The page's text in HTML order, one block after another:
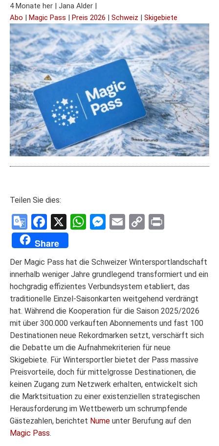
4 Monate her | Jana Alder |
Abo | Magic Pass | Preis 2026 | Schweiz | Skigebiete
Teilen Sie dies:
Google
Translate
Facebook
X WhatsApp
Messenger
Email
Copy
Share
Der Magic Pass hat die Schweizer Wintersportlandschaft
innerhalb weniger Jahre grundlegend transformiert und ein
hochgradig effizientes Verbundsystem etabliert, das
traditionelle Einzel-Saisonkarten weitgehend verdrängt
hat. Während die Kooperation für die Saison 2025/2026
mit über 300.000 verkauften Abonnements und fast 100
Destinationen neue Rekordmarken setzt, verschärft sich
die Debatte um die Aufnahmekriterien für neue
Skigebiete. Für Wintersportler bietet der Pass massive
Preisvorteile, doch für mittelgrosse Destinationen, die
keinen Zugang zum Netzwerk erhalten, entwickelt sich
die Marktsituation zu einer existenziellen strategischen
Herausforderung im Wettbewerb um schrumpfende
Gästezahlen, berichtet Nume unter Berufung auf den
Magic Pass.